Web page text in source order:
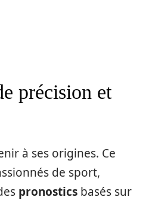
précision et
à ses origines. Ce
de sport,
pronostics basés sur